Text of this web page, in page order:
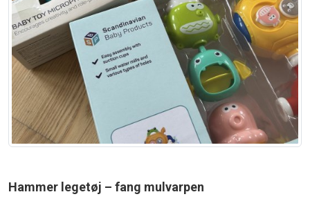
Hammer legetøj – fang mulvarpen